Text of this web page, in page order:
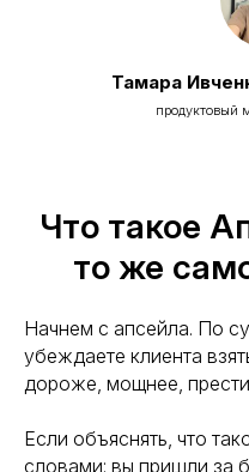
Тамара
продуктовый
Что такое
то же
Начнем с апсейла. По
убеждаете клиента
дороже, мощнее,
Если объяснять, что
словами: вы пришли за